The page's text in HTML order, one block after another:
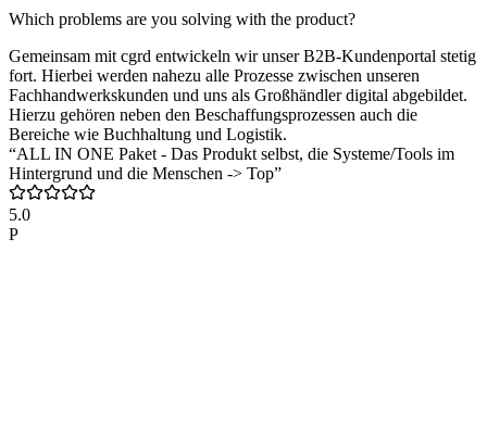
Which problems are you solving with the product?
Gemeinsam mit cgrd entwickeln wir unser B2B-Kundenportal stetig
fort. Hierbei werden nahezu alle Prozesse zwischen unseren
Fachhandwerkskunden und uns als Großhändler digital abgebildet.
Hierzu gehören neben den Beschaffungsprozessen auch die
Bereiche wie Buchhaltung und Logistik.
“ALL IN ONE Paket - Das Produkt selbst, die Systeme/Tools im
Hintergrund und die Menschen -> Top”
5.0
P